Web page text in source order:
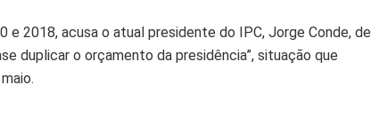
e 2018, acusa o atual presidente do IPC, Jorge Conde, de
duplicar o orçamento da presidência”, situação que